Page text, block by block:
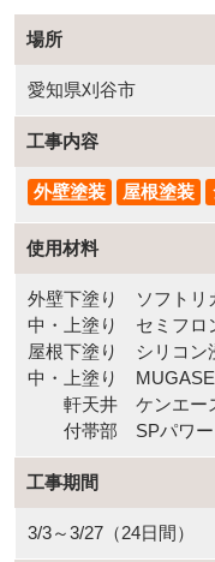
場所
愛知県刈谷市
工事内容
外壁塗装 屋根塗装
使用材料
外壁下塗り ソフトリ
中・上塗り セミフロ
屋根下塗り シリコン
中・上塗り
軒天井 ケンエー
付帯部 SPパワー
工事期間
3/3～3/27（24日間）